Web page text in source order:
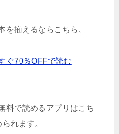
を揃えるならこちら。
ぐ70％OFFで読む
料で読めるアプリはこち
れます。